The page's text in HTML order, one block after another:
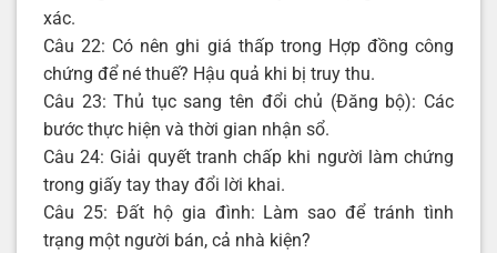
xác.
Câu 22: Có nên ghi giá thấp trong Hợp đồng công
chứng để né thuế? Hậu quả khi bị truy thu.
Câu 23: Thủ tục sang tên đổi chủ (Đăng bộ): Các
bước thực hiện và thời gian nhận sổ.
Câu 24: Giải quyết tranh chấp khi người làm chứng
trong giấy tay thay đổi lời khai.
Câu 25: Đất hộ gia đình: Làm sao để tránh tình
trạng một người bán, cả nhà kiện?